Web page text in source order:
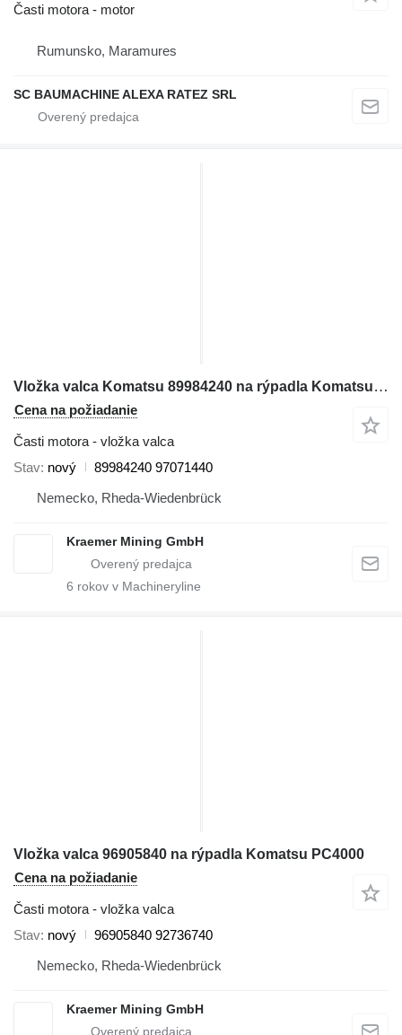
Časti motora - motor
Rumunsko, Maramures
SC BAUMACHINE ALEXA RATEZ SRL
Vložka valca Komatsu 89984240 na rýpadla Komatsu PC4000
Cena na požiadanie
Časti motora - vložka valca
Stav nový
89984240 97071440
Nemecko, Rheda-Wiedenbrück
Kraemer Mining GmbH
6 rokov v Machineryline
Vložka valca 96905840 na rýpadla Komatsu PC4000
Cena na požiadanie
Časti motora - vložka valca
Stav nový
96905840 92736740
Nemecko, Rheda-Wiedenbrück
Kraemer Mining GmbH